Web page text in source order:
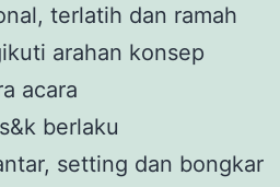
terlatih dan ramah
arahan konsep
acara
berlaku
setting dan bongkar